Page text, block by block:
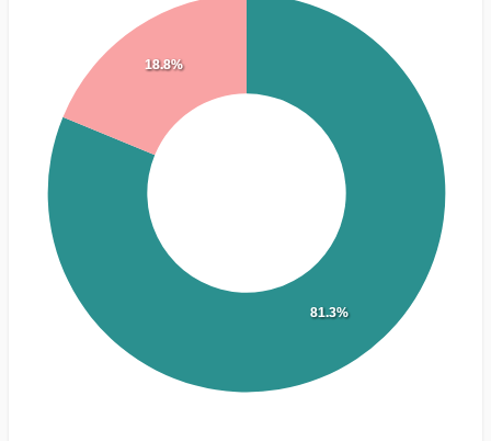
81.3%
18.8%